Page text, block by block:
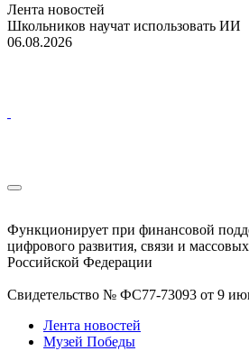
Лента новостей
Школьников научат использовать ИИ
06.08.2026
Функционирует при финансовой
цифрового развития, связи и
Российской Федерации
Свидетельство № ФС77-73093 от 9
Лента новостей
Музей Победы